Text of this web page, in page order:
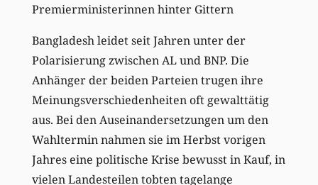
Premierministerinnen hinter Gittern
Bangladesh leidet seit Jahren unter der
Polarisierung zwischen AL und BNP. Die
Anhänger der beiden Parteien trugen ihre
Meinungsverschiedenheiten oft gewalttätig
aus. Bei den Auseinandersetzungen um den
Wahltermin nahmen sie im Herbst vorigen
Jahres eine politische Krise bewusst in Kauf, in
vielen Landesteilen tobten tagelange